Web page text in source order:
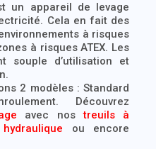
un appareil de levage
Cela en fait des
à risques
à risques ATEX. Les
souple d’utilisation et
2 modèles : Standard
Découvrez
avec nostreuils à
ou encore